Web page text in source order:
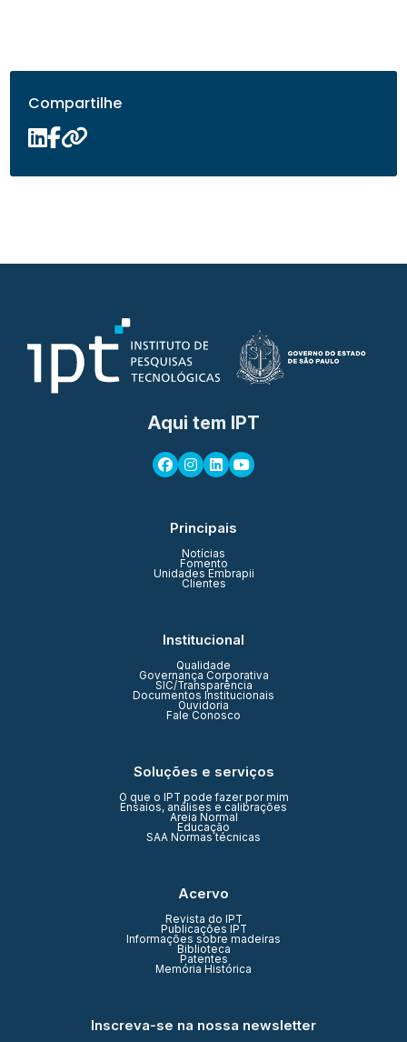
Compartilhe
Aqui tem IPT
Principais
Notícias
Fomento
Unidades Embrapii
Clientes
Institucional
Qualidade
Governança Corporativa
SIC/Transparência
Documentos Institucionais
Ouvidoria
Fale Conosco
Soluções e serviços
O que o IPT pode fazer por mim
Ensaios, análises e calibrações
Areia Normal
Educação
SAA Normas técnicas
Acervo
Revista do IPT
Publicações IPT
Informações sobre madeiras
Biblioteca
Patentes
Memória Histórica
Inscreva-se na nossa newsletter